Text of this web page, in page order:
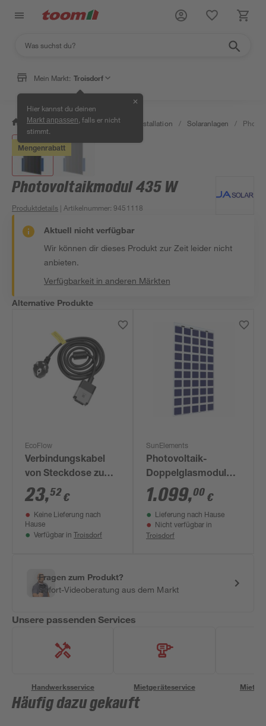
Mein Markt: Troisdorf
Hier kannst du deinen
Markt anpassen , falls er nicht
stimmt.
✕
/ Bauen & Renovieren / Elektroinstallation / Solaranlagen /
Mengenrabatt
Photovoltaikmodul 435 W
Produktdetails | Artikelnummer:9451118
Aktuell nicht verfügbar
Wir können dir dieses Produkt zur Zeit leider nicht
anbieten.
Verfügbarkeit in anderen Märkten
Alternative Produkte
EcoFlow
Verbindungskabel
von Steckdose zum
Powerstream 5 m
23,52€
Keine Lieferung nach
Hause
Verfügbar in Troisdorf
SunElements
Photovoltaik-
Doppelglasmodul
'SunGarden Energy'
275 Wp
Wechselrichter
1.099,00 €
Lieferung nach Hause
Nicht verfügbar in
Troisdorf
Fragen zum Produkt?
Sofort-Videoberatung aus dem Markt
Unsere passenden Services
Handwerksservice Mietgeräteservice
Häufig dazu gekauft